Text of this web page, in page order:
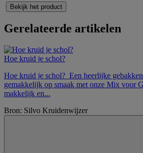
Bekijk het product
Gerelateerde artikelen
Hoe kruid je schol?
Hoe kruid je schol? Een heerlijke
gemakkelijk op smaak met onze Mix voor
makkelijk en...
Bron: Silvo Kruidenwijzer